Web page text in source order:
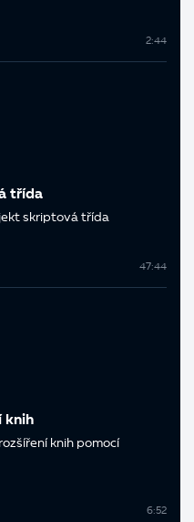
2:44
třída
skriptová třída
47:44
knih
knih pomocí
6:52